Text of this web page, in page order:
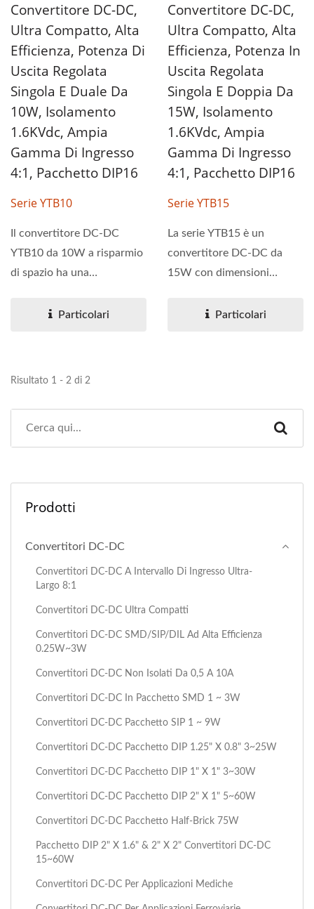
Convertitore DC-DC,
Ultra Compatto, Alta
Efficienza, Potenza Di
Uscita Regolata
Singola E Duale Da
10W, Isolamento
1.6KVdc, Ampia
Gamma Di Ingresso
4:1, Pacchetto DIP16
Serie YTB10
Il convertitore DC-DC
YTB10 da 10W a risparmio
di spazio ha una
Particolari
Convertitore DC-DC,
Ultra Compatto, Alta
Efficienza, Potenza In
Uscita Regolata
Singola E Doppia Da
15W, Isolamento
1.6KVdc, Ampia
Gamma Di Ingresso
4:1, Pacchetto DIP16
Serie YTB15
La serie YTB15 è un
convertitore DC-DC da
15W con dimensioni
Particolari
Risultato 1 - 2 di 2
Prodotti
Convertitori DC-DC
Convertitori DC-DC A Intervallo Di Ingresso Ultra-
Largo 8:1
Convertitori DC-DC Ultra Compatti
Convertitori DC-DC SMD/SIP/DIL Ad Alta Efficienza
0.25W~3W
Convertitori DC-DC Non Isolati Da 0,5 A 10A
Convertitori DC-DC In Pacchetto SMD 1 ~ 3W
Convertitori DC-DC Pacchetto SIP 1 ~ 9W
Convertitori DC-DC Pacchetto DIP 1.25" X 0.8" 3~25W
Convertitori DC-DC Pacchetto DIP 1" X 1" 3~30W
Convertitori DC-DC Pacchetto DIP 2" X 1" 5~60W
Convertitori DC-DC Pacchetto Half-Brick 75W
Pacchetto DIP 2" X 1.6" & 2" X 2" Convertitori DC-DC
15~60W
Convertitori DC-DC Per Applicazioni Mediche